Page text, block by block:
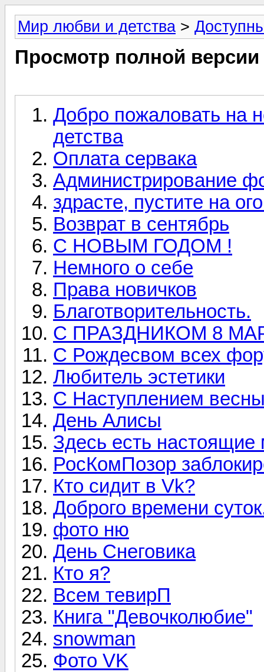
Мир любви и детства >
Просмотр полной
Добро пожаловать на
детства
Оплата сервака
Администрирование
здрасте, пустите на
Возврат в сентябрь
C НОВЫМ ГОДОМ !
Немного о себе
Права новичков
Благотворительность.
С ПРАЗДНИКОМ 8
С Рождесвом всех
Любитель эстетики
С Наступлением
День Алисы
Здесь есть
РосКомПозор
Кто сидит в Vk?
Доброго времени
фото ню
День Снеговика
Кто я?
Всем тевирП
Книга "Девочколюбие"
snowman
Фото VK